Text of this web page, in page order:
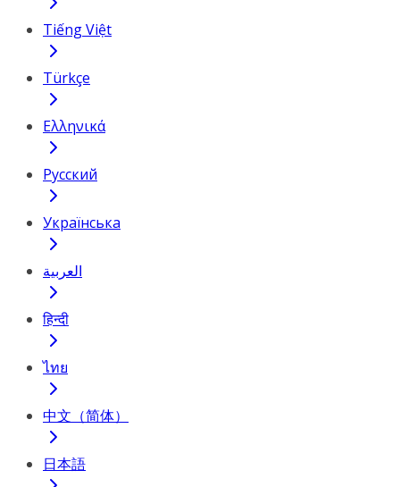
Tiếng Việt
Türkçe
Ελληνικά
Русский
Українська
العربية
हिन्दी
ไทย
中文（简体）
日本語